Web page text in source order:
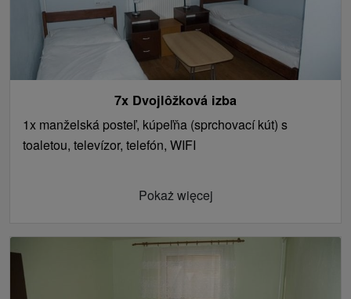
7x Dvojlôžková izba
1x manželská posteľ, kúpeľňa (sprchovací kút) s
toaletou, televízor, telefón, WIFI
Pokaż więcej